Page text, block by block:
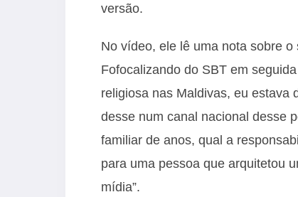
versão.
No vídeo, ele lê uma nota sobre
Fofocalizando do SBT em
religiosa nas Maldivas, eu estava
desse num canal nacional desse
familiar de anos, qual a
para uma pessoa que arquitetou
mídia”.